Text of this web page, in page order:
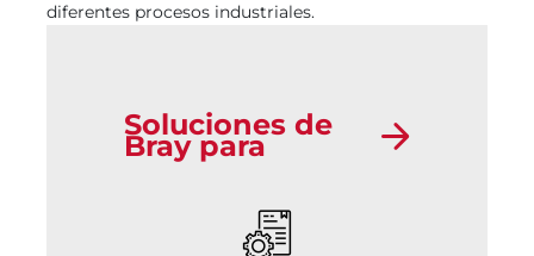
diferentes procesos industriales.
Soluciones de
Bray para